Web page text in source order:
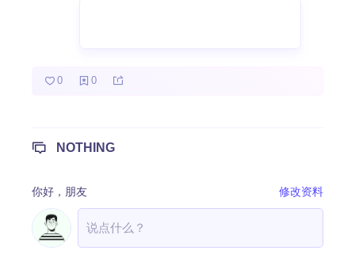
0 0
NOTHING
你好， 朋友 修改资料